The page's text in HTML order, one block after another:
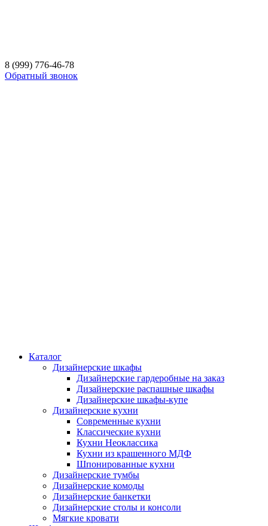
8 (999) 776-46-78
Обратный звонок
Каталог
Дизайнерские шкафы
Дизайнерские гардеробные на заказ
Дизайнерские распашные шкафы
Дизайнерские шкафы-купе
Дизайнерские кухни
Современные кухни
Классические кухни
Кухни Неоклассика
Кухни из крашенного МДФ
Шпонированные кухни
Дизайнерские тумбы
Дизайнерские комоды
Дизайнерские банкетки
Дизайнерские столы и консоли
Мягкие кровати